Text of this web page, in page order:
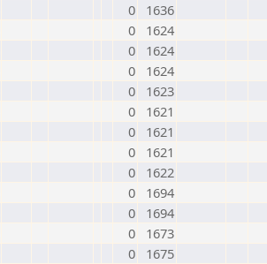
0
1636
0
1624
0
1624
0
1624
0
1623
0
1621
0
1621
0
1621
0
1622
0
1694
0
1694
0
1673
0
1675